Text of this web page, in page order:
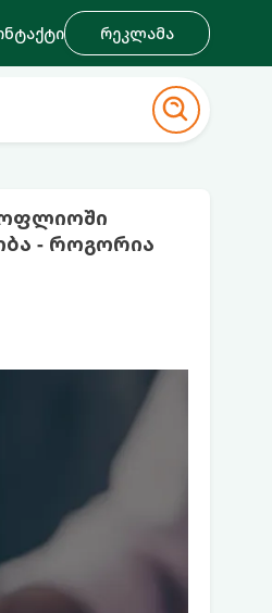
რეკლამა
- როგორია